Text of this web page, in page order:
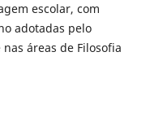
escolar, com
adotadas pelo
áreas de Filosofia